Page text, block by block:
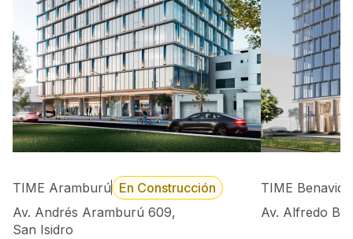
TIME Aramburú En Construcción
Av. Andrés Aramburú 609,
San Isidro
TIME
Av. Alfredo